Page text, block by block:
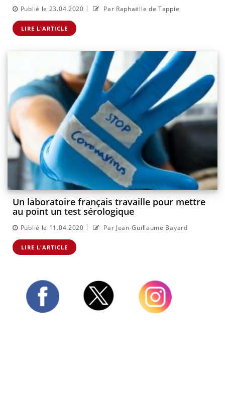
Publié le 23.04.2020 | Par Raphaëlle de Tappie
LIRE L'ARTICLE
Un laboratoire français travaille pour mettre
au point un test sérologique
Publié le 11.04.2020 | Par Jean-Guillaume Bayard
LIRE L'ARTICLE